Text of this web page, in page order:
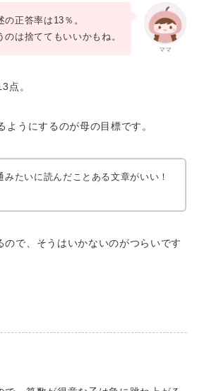
ママ
の正答率は13％。
のは捨ててもいいかもね。
点。
ようにするのが母の目標です。
みたいに読んだことある文章がいい！
ので、そうはいかないのがつらいです